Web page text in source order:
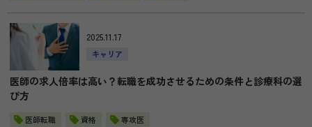
2025.11.17
キャリア
医師の求人倍率は高い？転職を成功させるための条件と診療科の選
び方
医師転職 資格 専攻医